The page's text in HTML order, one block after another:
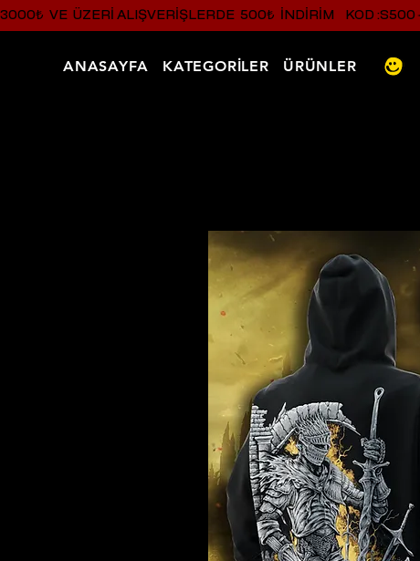
3000₺  VE  ÜZERI ALIŞVERIŞLERDE  500₺  INDIRIM    KOD :S500
ANASAYFA KATEGORİLER ÜRÜNLER